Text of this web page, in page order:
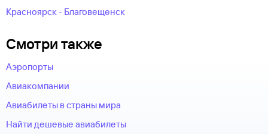
Красноярск - Благовещенск
Смотри также
Аэропорты
Авиакомпании
Авиабилеты в страны мира
Найти дешевые авиабилеты